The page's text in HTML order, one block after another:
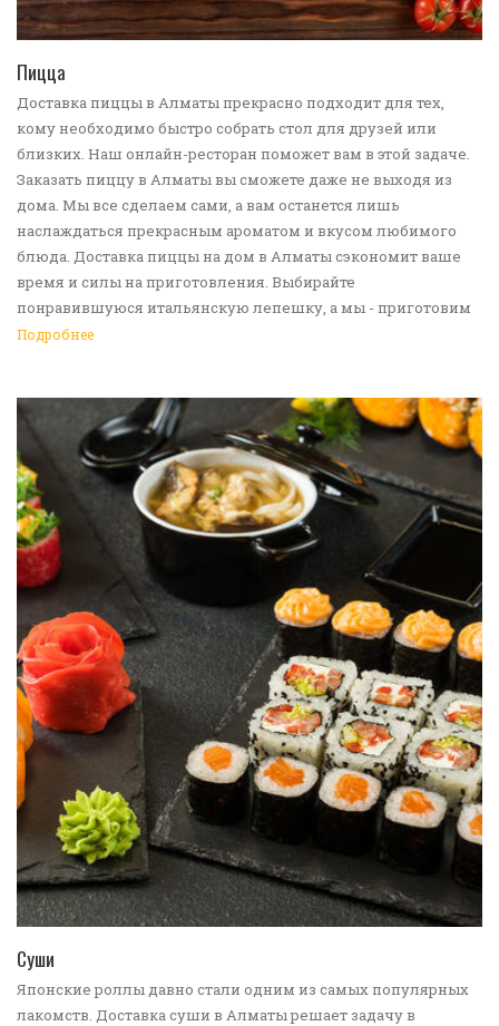
Пицца
Доставка пиццы в Алматы прекрасно подходит для тех,
кому необходимо быстро собрать стол для друзей или
близких. Наш онлайн-ресторан поможет вам в этой задаче.
Заказать пиццу в Алматы вы сможете даже не выходя из
дома. Мы все сделаем сами, а вам останется лишь
наслаждаться прекрасным ароматом и вкусом любимого
блюда. Доставка пиццы на дом в Алматы сэкономит ваше
время и силы на приготовления. Выбирайте
понравившуюся итальянскую лепешку, а мы - приготовим
ее в лучших традициях. Доставка еды в Алматы -
Подробнее
Суши
Японские роллы давно стали одним из самых популярных
лакомств. Доставка суши в Алматы решает задачу в